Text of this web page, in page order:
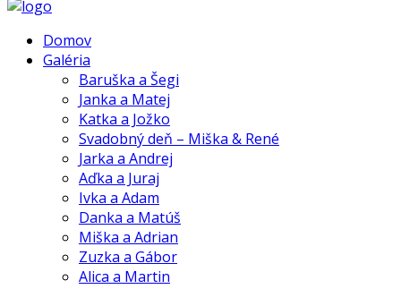
Domov
Galéria
Baruška a Šegi
Janka a Matej
Katka a Jožko
Svadobný deň – Miška & René
Jarka a Andrej
Aďka a Juraj
Ivka a Adam
Danka a Matúš
Miška a Adrian
Zuzka a Gábor
Alica a Martin